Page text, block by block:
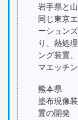
岩手県と
同じ東京
ーション
り、熱処
ング装置
マエッチ
熊本県
塗布現像
置の開発